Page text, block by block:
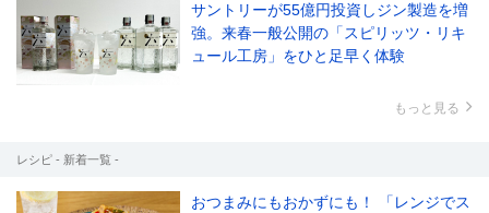
サントリーが55億円投資しジン製造を増
強。来春一般公開の「スピリッツ・リキ
ュール工房」をひと足早く体験
もっと見る
レシピ - 新着一覧 -
おつまみにもおかずにも！ 「レンジでス